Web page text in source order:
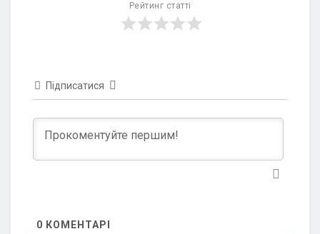
Рейтинг статті
Підписатися
0 КОМЕНТАРІ